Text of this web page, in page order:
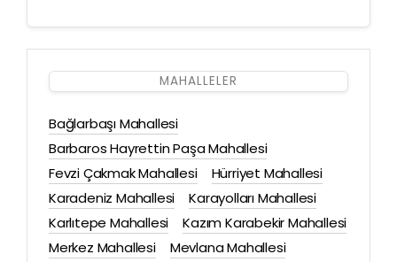
MAHALLELER
Bağlarbaşı Mahallesi
Barbaros Hayrettin Paşa Mahallesi
Fevzi Çakmak Mahallesi
Hürriyet Mahallesi
Karadeniz Mahallesi
Karayolları Mahallesi
Karlıtepe Mahallesi
Kazım Karabekir Mahallesi
Merkez Mahallesi
Mevlana Mahallesi